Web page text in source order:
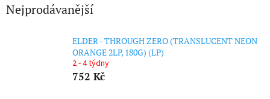
Nejprodávanější
ELDER - THROUGH ZERO (TRANSLUCENT NEON
ORANGE 2LP, 180G) (LP)
2 - 4 týdny
752 Kč